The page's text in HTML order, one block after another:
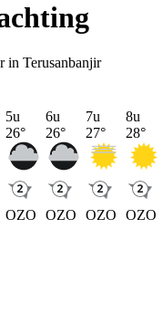
in Terusanbanjir
5u
26°
OZO
6u
26°
OZO
7u
27°
OZO
8u
28°
OZO